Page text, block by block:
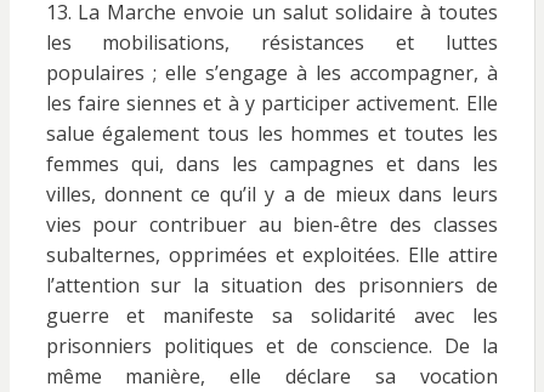
13. La Marche envoie un salut solidaire à toutes
les mobilisations, résistances et luttes
populaires ; elle s’engage à les accompagner, à
les faire siennes et à y participer activement. Elle
salue également tous les hommes et toutes les
femmes qui, dans les campagnes et dans les
villes, donnent ce qu’il y a de mieux dans leurs
vies pour contribuer au bien-être des classes
subalternes, opprimées et exploitées. Elle attire
l’attention sur la situation des prisonniers de
guerre et manifeste sa solidarité avec les
prisonniers politiques et de conscience. De la
même manière, elle déclare sa vocation